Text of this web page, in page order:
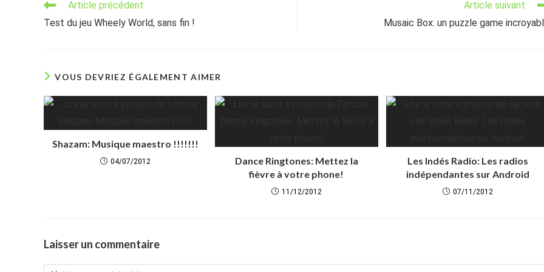
Read
articles
Article précédent
Test du jeu Wheely World, sans fin !
Article suivant
Musaic Box: un puzzle game
VOUS DEVRIEZ ÉGALEMENT AIMER
Shazam: Musique maestro !!!!!!!
04/07/2012
Dance Ringtones: Mettez la
fièvre à votre phone!
11/12/2012
Les Indés Radio: Les radios
indépendantes sur Android
07/11/2012
Laisser un commentaire